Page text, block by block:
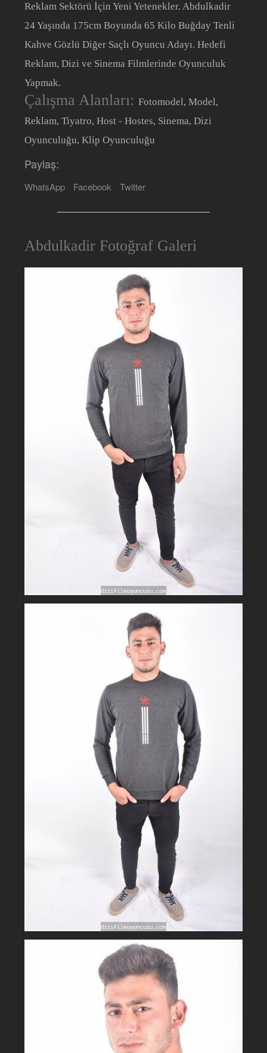
Reklam Sektörü İçin Yeni Yetenekler. Abdulkadir
24 Yaşında 175cm Boyunda 65 Kilo Buğday Tenli
Kahve Gözlü Diğer Saçlı Oyuncu Adayı. Hedefi
Reklam, Dizi ve Sinema Filmlerinde Oyunculuk
Yapmak.
Çalışma Alanları:Fotomodel, Model,
Reklam, Tiyatro, Host - Hostes, Sinema, Dizi
Oyunculuğu, Klip Oyunculuğu
Paylaş:
WhatsApp Facebook Twitter
Abdulkadir Fotoğraf Galeri